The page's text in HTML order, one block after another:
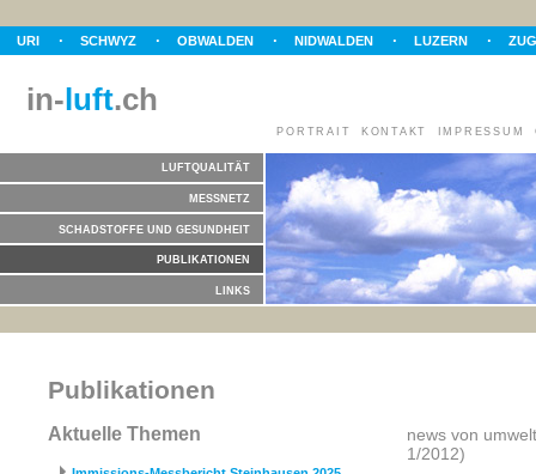
URI SCHWYZ OBWALDEN NIDWALDEN LUZERN
in-luft.ch
PORTRAIT KONTAKT IMPRESSUM
LUFTQUALITÄT
MESSNETZ
SCHADSTOFFE UND GESUNDHEIT
PUBLIKATIONEN
LINKS
Publikationen
Aktuelle Themen
news von
1/2012)